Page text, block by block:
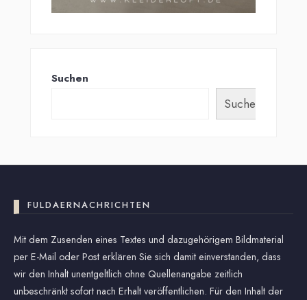
Suchen
Suchen
FULDAERNACHRICHTEN
Mit dem Zusenden eines Textes und dazugehörigem Bildmaterial
per E-Mail oder Post erklären Sie sich damit einverstanden, dass
wir den Inhalt unentgeltlich ohne Quellenangabe zeitlich
unbeschränkt sofort nach Erhalt veröffentlichen. Für den Inhalt der